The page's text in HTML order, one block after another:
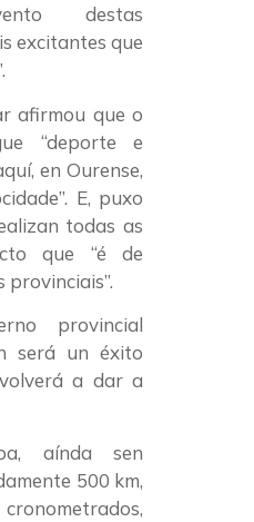
destas
excitantes que
afirmou que o
“deporte e
en Ourense,
E, puxo
todas as
que “é de
provinciais”.
provincial
será un éxito
a dar a
aínda sen
500 km,